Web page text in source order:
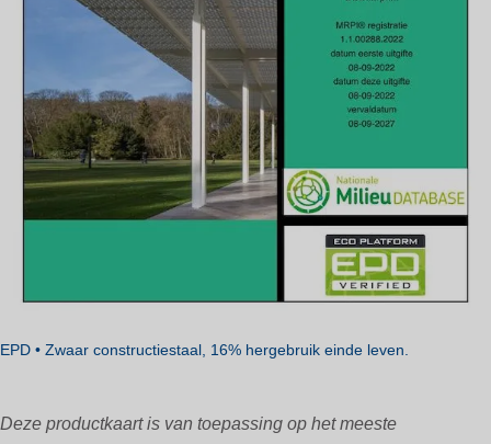
EPD • Zwaar constructiestaal, 16% hergebruik einde leven.
Deze productkaart is van toepassing op het meeste